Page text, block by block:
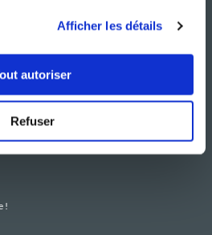
Afficher les détails
autoriser
Refuser
C.G.U
Politique de confidentialité
Utilisation des Cookies
!